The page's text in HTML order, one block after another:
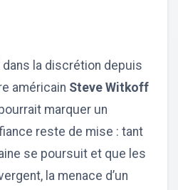
la discrétion depuis
américain Steve Witkoff
marquer un
reste de mise : tant
se poursuit et que les
la menace d’un